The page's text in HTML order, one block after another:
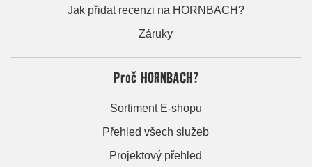
Jak přidat recenzi na HORNBACH?
Záruky
Proč HORNBACH?
Sortiment E-shopu
Přehled všech služeb
Projektový přehled